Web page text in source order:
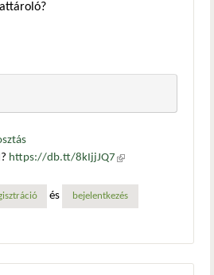
https://db.tt/8kIjjJQ7 (külső
és bejelentkezés